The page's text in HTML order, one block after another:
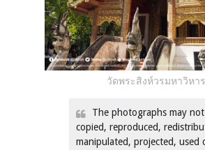
วัดพระสิงห์วรมหาวิหาร
The photographs may
copied, reproduced,
manipulated, projected, used